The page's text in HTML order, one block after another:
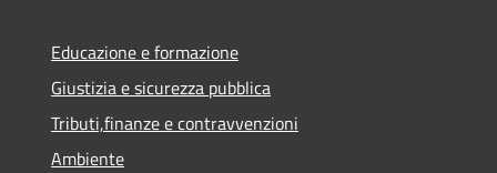
Educazione e formazione
Giustizia e sicurezza pubblica
Tributi,finanze e contravvenzioni
Ambiente